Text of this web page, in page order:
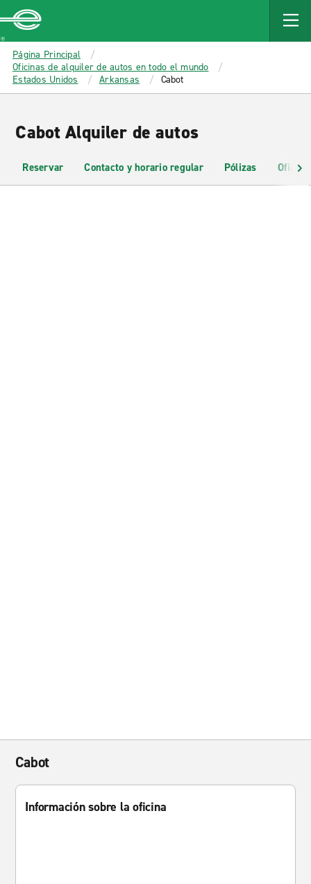
MAIN
CONTENT
Enterprise
Página Principal
Oficinas de alquiler de autos en todo el mundo
Estados Unidos
Arkansas Cabot
Cabot Alquiler de autos
Reservar Contacto y horario regular Pólizas
Cabot
Información sobre la oficina